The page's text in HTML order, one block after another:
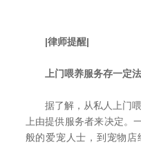
|律师提醒|
上门喂养服务存一定法
据了解，从私人上门喂
上由提供服务者来决定
般的爱宠人士，到宠物